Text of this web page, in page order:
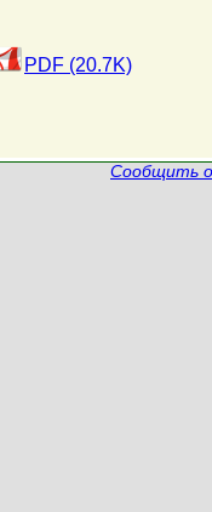
PDF (20.7K)
Сообщить о